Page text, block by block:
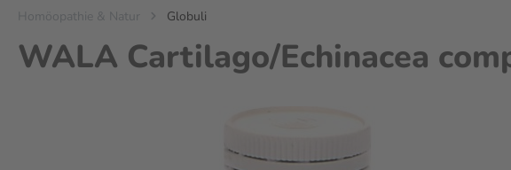
Homöopathie & Natur Globuli
WALA Cartilago/Echinacea